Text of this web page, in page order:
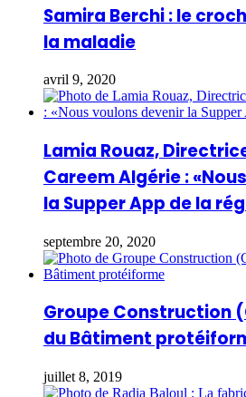
Samira Berchi : le
la maladie
avril 9, 2020
Lamia Rouaz,
Careem Algérie :
la Supper App de la
septembre 20, 2020
Groupe Construction
du Bâtiment
juillet 8, 2019